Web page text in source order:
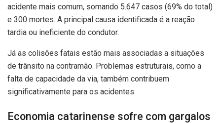
acidente mais comum, somando 5.647 casos (69% do total)
e 300 mortes. A principal causa identificada é a reação
tardia ou ineficiente do condutor.
Já as colisões fatais estão mais associadas a situações
de trânsito na contramão. Problemas estruturais, como a
falta de capacidade da via, também contribuem
significativamente para os acidentes.
Economia catarinense sofre com gargalos